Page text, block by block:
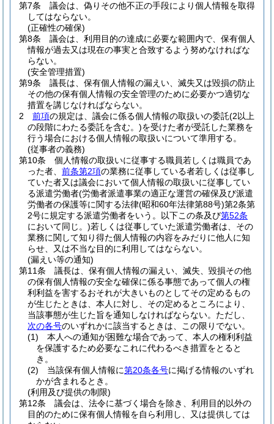
第7条
議会は、偽りその他不正の手段により個人情報を取得
してはならない。
(正確性の確保)
第8条
議会は、利用目的の達成に必要な範囲内で、保有個人
情報が過去又は現在の事実と合致するよう努めなければな
らない。
(安全管理措置)
第9条
議長は、保有個人情報の漏えい、滅失又は毀損の防止
その他の保有個人情報の安全管理のために必要かつ適切な
措置を講じなければならない。
2
前項の規定は、議会に係る個人情報の取扱いの委託(2以上
の段階にわたる委託を含む。)を受けた者が受託した業務を
行う場合における個人情報の取扱いについて準用する。
(従事者の義務)
第10条
個人情報の取扱いに従事する職員若しくは職員であ
った者、 前条第2項の業務に従事している者若しくは従事し
ていた者又は議会において個人情報の取扱いに従事してい
る派遣労働者(労働者派遣事業の適正な運営の確保及び派遣
労働者の保護等に関する法律(昭和60年法律第88号)第2条第
2号に規定する派遣労働者をいう。以下この条及び第52条
において同じ。)若しくは従事していた派遣労働者は、その
業務に関して知り得た個人情報の内容をみだりに他人に知
らせ、又は不当な目的に利用してはならない。
(漏えい等の通知)
第11条
議長は、保有個人情報の漏えい、滅失、毀損その他
の保有個人情報の安全な確保に係る事態であって個人の権
利利益を害するおそれが大きいものとしてその定めるもの
が生じたときは、本人に対し、その定めるところにより、
当該事態が生じた旨を通知しなければならない。 ただし、
次の各号のいずれかに該当するときは、この限りでない。
(1)
本人への通知が困難な場合であって、本人の権利利益
を保護するため必要なこれに代わるべき措置をとると
き。
(2)
当該保有個人情報に第20条各号に掲げる情報のいずれ
かが含まれるとき。
(利用及び提供の制限)
第12条
議会は、法令に基づく場合を除き、利用目的以外の
目的のために保有個人情報を自ら利用し、又は提供しては